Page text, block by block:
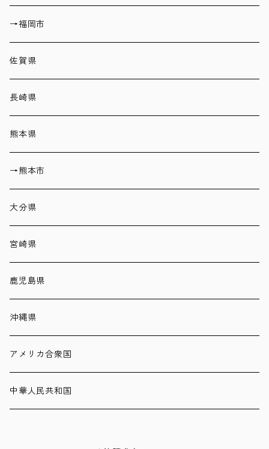
→福岡市
佐賀県
長崎県
熊本県
→熊本市
大分県
宮崎県
鹿児島県
沖縄県
アメリカ合衆国
中華人民共和国